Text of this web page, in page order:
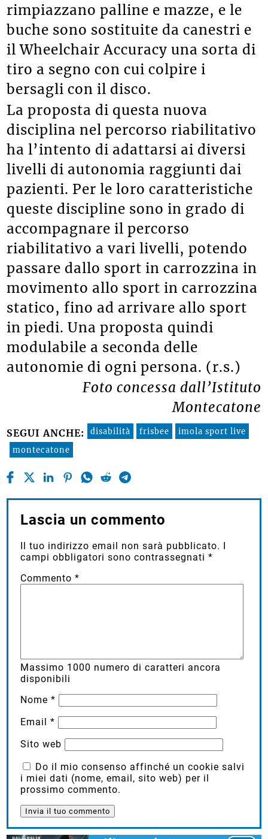
rimpiazzano palline e mazze, e le
buche sono sostituite da canestri e
il Wheelchair Accuracy una sorta di
tiro a segno con cui colpire i
bersagli con il disco.
La proposta di questa nuova
disciplina nel percorso riabilitativo
ha l’intento di adattarsi ai diversi
livelli di autonomia raggiunti dai
pazienti. Per le loro caratteristiche
queste discipline sono in grado di
accompagnare il percorso
riabilitativo a vari livelli, potendo
passare dallo sport in carrozzina in
movimento allo sport in carrozzina
statico, fino ad arrivare allo sport
in piedi. Una proposta quindi
modulabile a seconda delle
autonomie di ogni persona. (r.s.)
Foto concessa dall’Istituto
Montecatone
SEGUI ANCHE: disabilità frisbee
imola sport live
montecatone
Lascia un commento
Il tuo indirizzo email non sarà pubblicato.
campi obbligatori sono contrassegnati*
Commento*
Massimo 1000 numero di caratteri ancora
disponibili
Nome*
Email*
Sito web
Do il mio consenso affinché un cookie salvi
i miei dati (nome, email, sito web) per il
prossimo commento.